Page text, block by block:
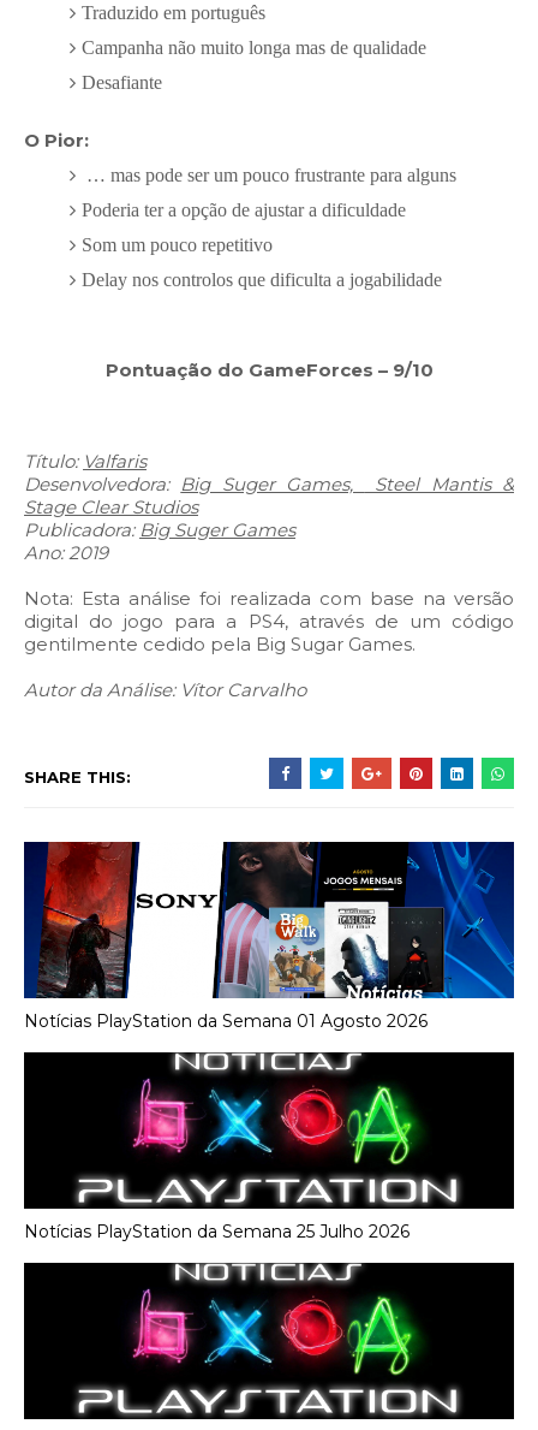
Traduzido em português
Campanha não muito longa mas de qualidade
Desafiante
O Pior:
… mas pode ser um pouco frustrante para alguns
Poderia ter a opção de ajustar a dificuldade
Som um pouco repetitivo
Delay nos controlos que dificulta a jogabilidade
Pontuação do GameForces – 9/10
Título: Valfaris
Desenvolvedora: Big Suger Games,
Steel Mantis &
Stage Clear Studios
Publicadora: Big Suger Games
Ano: 2019
Nota: Esta análise foi realizada com base na versão
digital do jogo para a PS4, através de um código
gentilmente cedido pela Big Sugar Games.
Autor da Análise: Vítor Carvalho
SHARE THIS:
Notícias PlayStation da Semana 01 Agosto 2026
Notícias PlayStation da Semana 25 Julho 2026